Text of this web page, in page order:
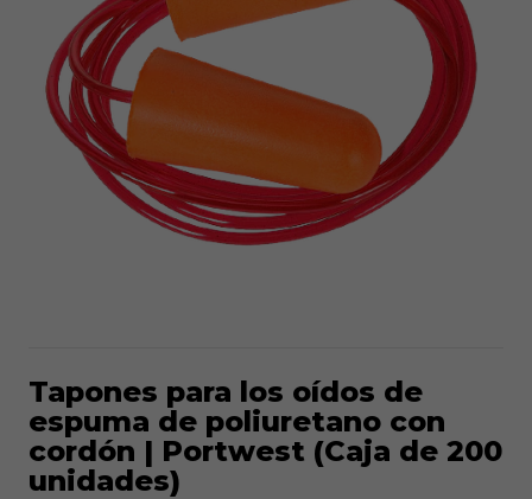
Tapones para los oídos de
espuma de poliuretano con
cordón | Portwest (Caja de 200
unidades)